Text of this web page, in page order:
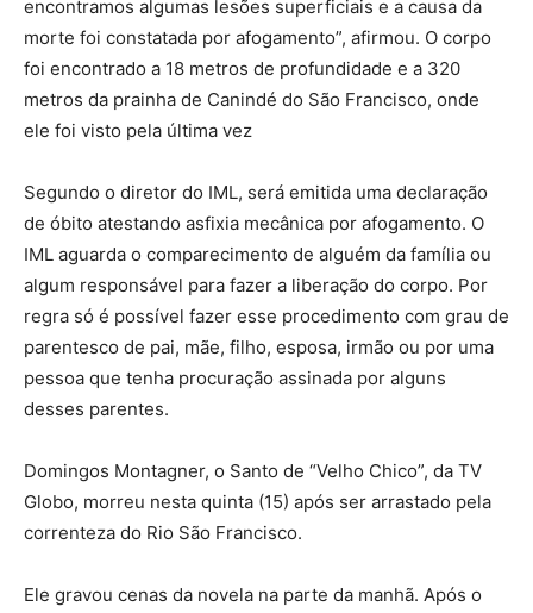
encontramos algumas lesões superficiais e a causa da
morte foi constatada por afogamento”, afirmou. O corpo
foi encontrado a 18 metros de profundidade e a 320
metros da prainha de Canindé do São Francisco, onde
ele foi visto pela última vez
Segundo o diretor do IML, será emitida uma declaração
de óbito atestando asfixia mecânica por afogamento. O
IML aguarda o comparecimento de alguém da família ou
algum responsável para fazer a liberação do corpo. Por
regra só é possível fazer esse procedimento com grau de
parentesco de pai, mãe, filho, esposa, irmão ou por uma
pessoa que tenha procuração assinada por alguns
desses parentes.
Domingos Montagner, o Santo de “Velho Chico”, da TV
Globo, morreu nesta quinta (15) após ser arrastado pela
correnteza do Rio São Francisco.
Ele gravou cenas da novela na parte da manhã. Após o